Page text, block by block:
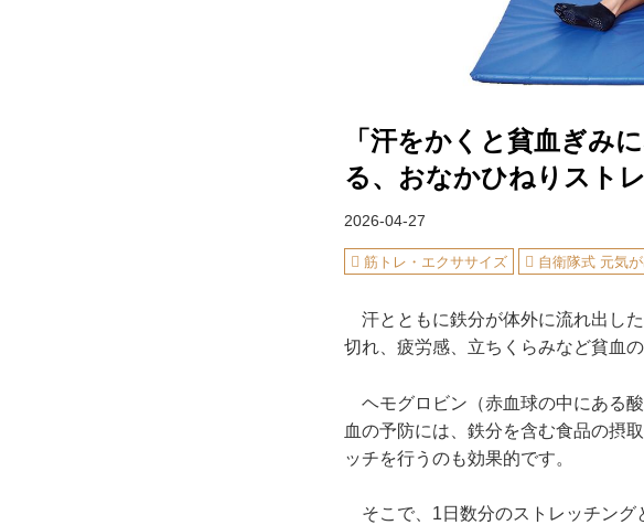
「汗をかくと貧血ぎみ
る、おなかひねりスト
2026-04-27
筋トレ・エクササイズ 自衛隊式 元気
汗とともに鉄分が体外に流れ出し
切れ、疲労感、立ちくらみなど貧血
ヘモグロビン（赤血球の中にある
血の予防には、鉄分を含む食品の摂
ッチを行うのも効果的です。
そこで、1日数分のストレッチング